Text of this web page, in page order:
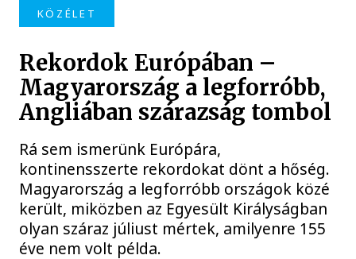
KÖZÉLET
Rekordok Európában –
Magyarország a legforróbb,
Angliában szárazság tombol
Rá sem ismerünk Európára,
kontinensszerte rekordokat dönt a hőség.
Magyarország a legforróbb országok közé
került, miközben az Egyesült Királyságban
olyan száraz júliust mértek, amilyenre 155
éve nem volt példa.